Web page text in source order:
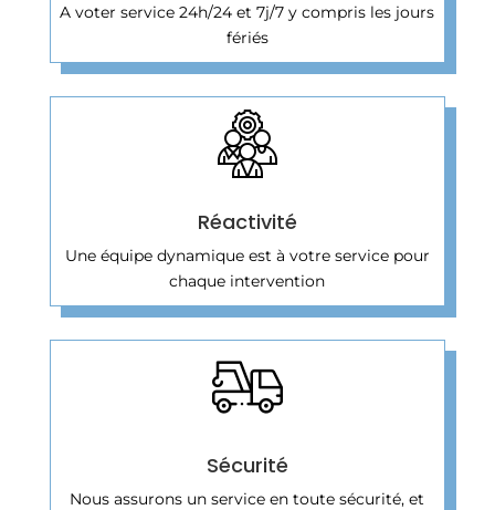
A voter service 24h/24 et 7j/7 y compris les jours
fériés
Réactivité
Une équipe dynamique est à votre service pour
chaque intervention
Sécurité
Nous assurons un service en toute sécurité, et